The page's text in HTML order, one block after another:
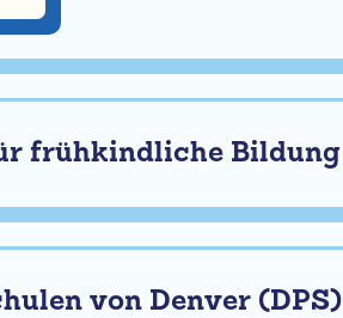
frühkindliche Bildung
von Denver (DPS)